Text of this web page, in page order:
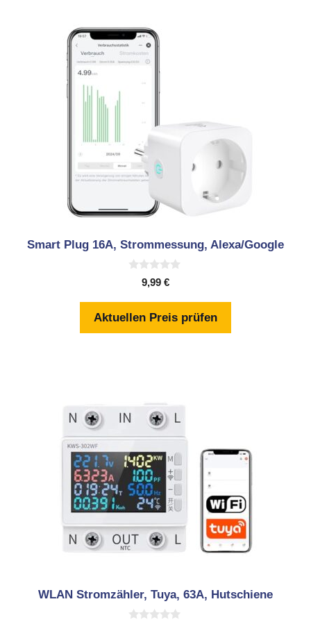
Smart Plug 16A, Strommessung, Alexa/Google
5
9,99 €
Aktuellen Preis prüfen
WLAN Stromzähler, Tuya, 63A, Hutschiene